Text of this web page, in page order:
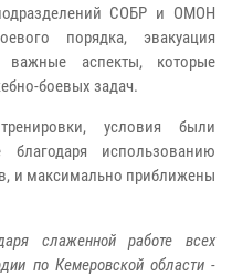
СОБР и ОМОН
порядка, эвакуация
аспекты, которые
боевых задач.
условия были
использованию
и максимально приближены
слаженной работе всех
по Кемеровской области -